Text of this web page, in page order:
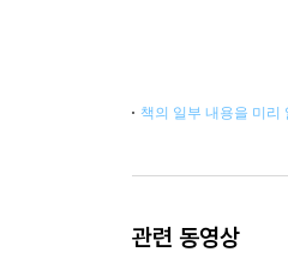
책의 일부 내용을 미리
관련 동영상